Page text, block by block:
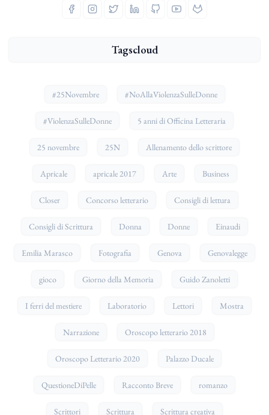
Tagscloud
#25Novembre #NoAllaViolenzaSulleDonne
#ViolenzaSulleDonne 5 anni di Officina Letteraria
25 novembre 25N Allenamento dello scrittore
Apricale apricale 2017 Arte Business
Closer Concorso letterario Consigli di lettura
Consigli di Scrittura Donna Donne Einaudi
Emilia Marasco Fotografia Genova Genovalegge
gioco Giorno della Memoria Guido Zanoletti
I ferri del mestiere Laboratorio Lettori Mostra
Narrazione Oroscopo letterario 2018
Oroscopo Letterario 2020 Palazzo Ducale
QuestioneDiPelle Racconto Breve romanzo
Scrittori Scrittura Scrittura creativa